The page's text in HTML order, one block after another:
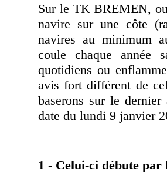
Sur le TK BREMEN,
navire sur une côte
navires au minimum
coule chaque année
quotidiens ou
avis fort différent de
baserons sur le
date du lundi 9 janvier
1 - Celui-ci débute par